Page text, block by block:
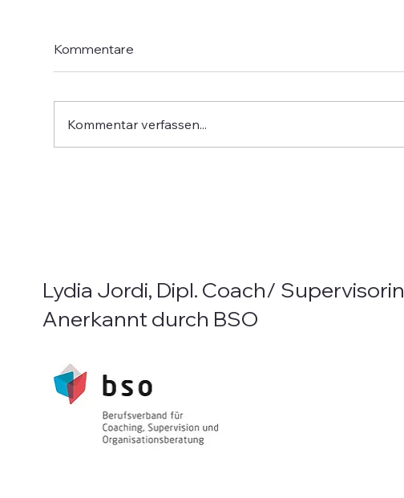
Ankommen im Körper
Kommentare
Kommentar verfassen...
Lydia Jordi, Dipl. Coach/ Supervisorin
Anerkannt durch BSO